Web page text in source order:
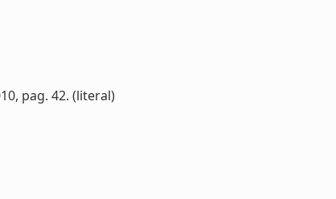
pag. 42. (literal)